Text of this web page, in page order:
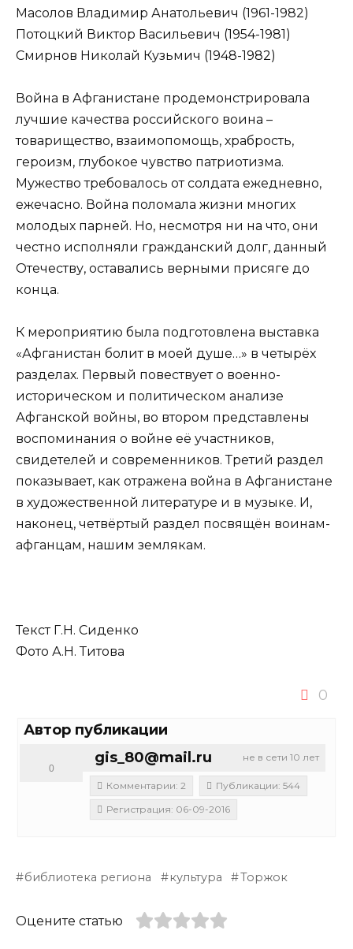
Масолов Владимир Анатольевич (1961-1982)
Потоцкий Виктор Васильевич (1954-1981)
Смирнов Николай Кузьмич (1948-1982)
Война в Афганистане продемонстрировала
лучшие качества российского воина –
товарищество, взаимопомощь, храбрость,
героизм, глубокое чувство патриотизма.
Мужество требовалось от солдата ежедневно,
ежечасно. Война поломала жизни многих
молодых парней. Но, несмотря ни на что, они
честно исполняли гражданский долг, данный
Отечеству, оставались верными присяге до
конца.
К мероприятию была подготовлена выставка
«Афганистан болит в моей душе…» в четырёх
разделах. Первый повествует о военно-
историческом и политическом анализе
Афганской войны, во втором представлены
воспоминания о войне её участников,
свидетелей и современников. Третий раздел
показывает, как отражена война в Афганистане
в художественной литературе и в музыке. И,
наконец, четвёртый раздел посвящён воинам-
афганцам, нашим землякам.
Текст Г.Н. Сиденко
Фото А.Н. Титова
0
Автор публикации
не в сети 10 лет
gis_80@mail.ru
0
Комментарии: 2
Публикации: 544
Регистрация: 06-09-2016
библиотека региона культура Торжок
Оцените статью